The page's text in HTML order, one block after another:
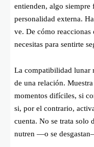
entienden, algo siempre
personalidad externa.
ve. De cómo reaccionas
necesitas para sentirte
La compatibilidad lunar
de una relación.
momentos difíciles, si
si, por el contrario,
cuenta. No se trata solo
nutren —o se